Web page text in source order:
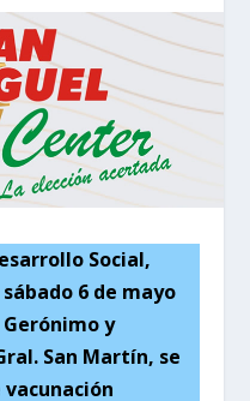
Social,
6 de mayo
Gerónimo y
San Martín, se